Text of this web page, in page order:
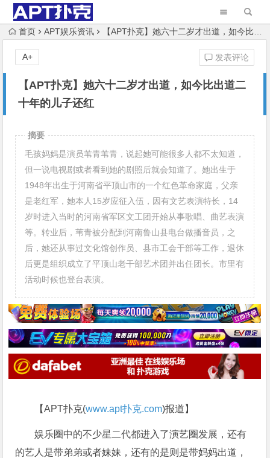
首页 APT娱乐资讯 【APT扑克】她六十二岁才出道，如今比出道二十年的儿子还红
【APT扑克】她六十二岁才出道，如今比出道二
十年的儿子还红
发表评论
A+
摘要
毛孩妈妈是演员苇青苇青，说起她可能很多人都不太知道，
但一说电视剧或者看到她的剧照后就会知道了。她出生于
1948年出生于河南省平顶山市的一个红色革命家庭，父亲
是老红军，她本人15岁应征入伍，因有文艺表演特长，14
岁时进入当时的河南省军区文工团开始从事歌唱、曲艺表演
等。转业后，苇青被分配到河南鲁山县电台做播音员，之
后，她还从事过文化馆创作员、县市工会干部等工作，退休
后更是组织成立了平顶山老干部艺术团并出任团长。市里有
活动时候也登台表演。
【APT扑克(www.apt扑克.com)报道】
娱乐圈中的不少星二代都进入了演艺圈发展，还有
的艺人是带弟弟或者妹妹，还有的是则是带妈妈出道，